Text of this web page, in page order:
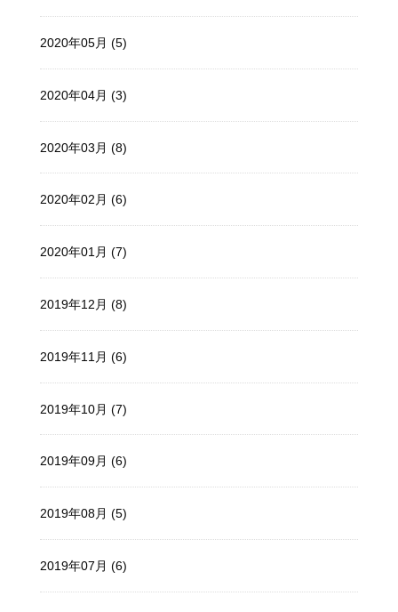
2020年05月 (5)
2020年04月 (3)
2020年03月 (8)
2020年02月 (6)
2020年01月 (7)
2019年12月 (8)
2019年11月 (6)
2019年10月 (7)
2019年09月 (6)
2019年08月 (5)
2019年07月 (6)